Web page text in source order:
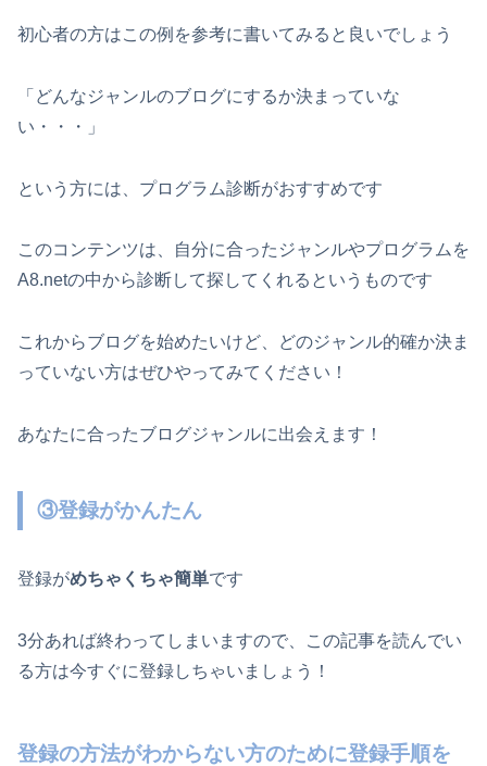
初心者の方はこの例を参考に書いてみると良いでしょう
「どんなジャンルのブログにするか決まっていな
い・・・」
という方には、プログラム診断がおすすめです
このコンテンツは、自分に合ったジャンルやプログラムを
A8.netの中から診断して探してくれるというものです
これからブログを始めたいけど、どのジャンル的確か決ま
っていない方はぜひやってみてください！
あなたに合ったブログジャンルに出会えます！
③登録がかんたん
登録がめちゃくちゃ簡単です
3分あれば終わってしまいますので、この記事を読んでい
る方は今すぐに登録しちゃいましょう！
登録の方法がわからない方のために登録手順を